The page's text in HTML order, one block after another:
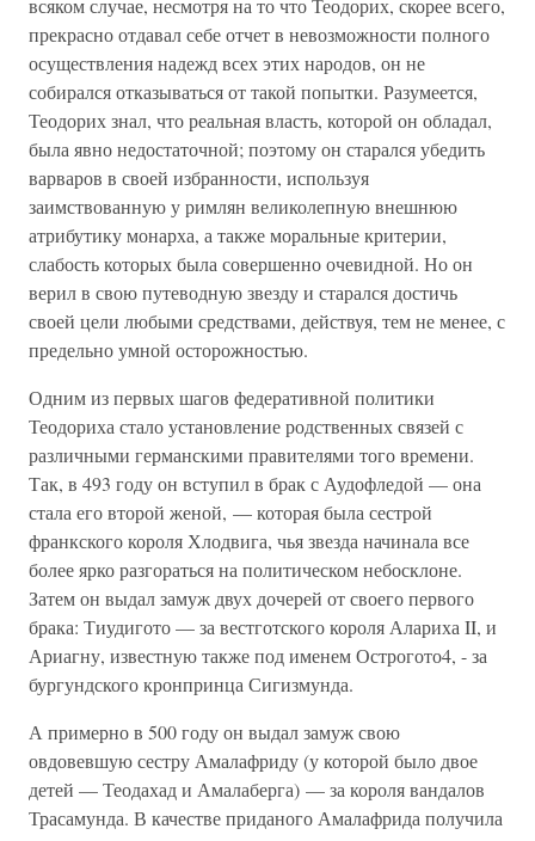
всяком случае, несмотря на то что Теодорих, скорее всего,
прекрасно отдавал себе отчет в невозможности полного
осуществления надежд всех этих народов, он не
собирался отказываться от такой попытки. Разумеется,
Теодорих знал, что реальная власть, которой он обладал,
была явно недостаточной; поэтому он старался убедить
варваров в своей избранности, используя
заимствованную у римлян великолепную внешнюю
атрибутику монарха, а также моральные критерии,
слабость которых была совершенно очевидной. Но он
верил в свою путеводную звезду и старался достичь
своей цели любыми средствами, действуя, тем не менее, с
предельно умной осторожностью.
Одним из первых шагов федеративной политики
Теодориха стало установление родственных связей с
различными германскими правителями того времени.
Так, в 493 году он вступил в брак с Аудофледой — она
стала его второй женой, — которая была сестрой
франкского короля Хлодвига, чья звезда начинала все
более ярко разгораться на политическом небосклоне.
Затем он выдал замуж двух дочерей от своего первого
брака: Тиудигото — за вестготского короля Алариха II, и
Ариагну, известную также под именем Острогото4, - за
бургундского кронпринца Сигизмунда.
А примерно в 500 году он выдал замуж свою
овдовевшую сестру Амалафриду (у которой было двое
детей — Теодахад и Амалаберга) — за короля вандалов
Трасамунда. В качестве приданого Амалафрида получила